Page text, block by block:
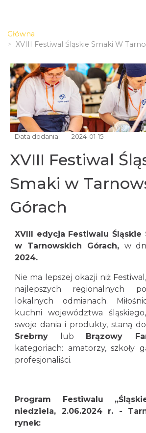
Główna
XVIII Festiwal Śląskie Smaki W
Data dodania: 2024-01-15
XVIII Festiwal
Smaki w
Górach
XVIII edycja Festiwalu
w Tarnowskich Górach, w
2024.
Nie ma lepszej okazji niż
najlepszych regionalnych
lokalnych odmianach.
kuchni województwa
swoje dania i produkty, staną
Srebrny lub Brązowy
kategoriach: amatorzy, szkoły
profesjonaliści.
Program Festiwalu
niedziela, 2.06.2024 r. -
rynek: